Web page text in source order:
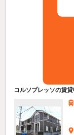
コルソプレッソの賃